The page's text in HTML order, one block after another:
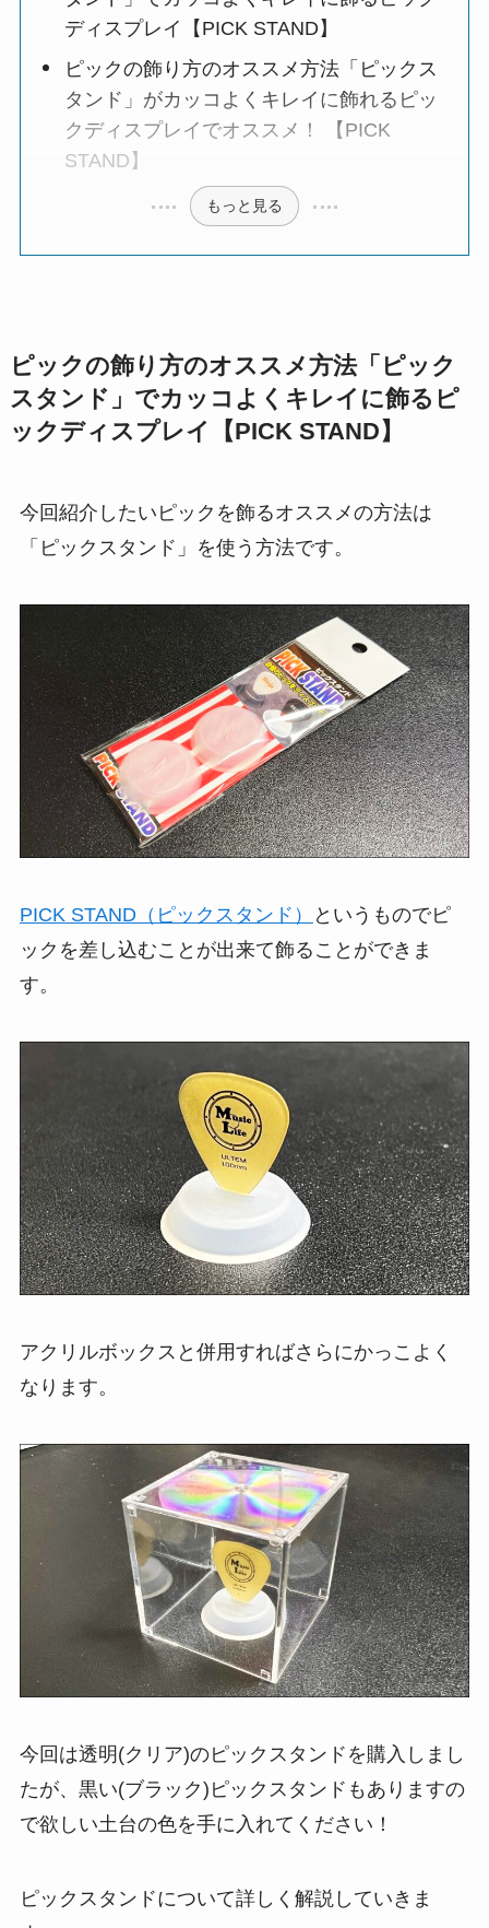
ディスプレイ【PICK STAND】
ピックの飾り方のオススメ方法「ピックス
タンド」がカッコよくキレイに飾れるピッ
クディスプレイでオススメ！ 【PICK
STAND】
もっと見る
ピックの飾り方のオススメ方法「ピック
スタンド」でカッコよくキレイに飾るピ
ックディスプレイ【PICK STAND】
今回紹介したいピックを飾るオススメの方法は
「ピックスタンド」を使う方法です。
PICK STAND（ピックスタンド）
というものでピ
ックを差し込むことが出来て飾ることができま
す。
アクリルボックスと併用すればさらにかっこよく
なります。
今回は透明(クリア)のピックスタンドを購入しまし
たが、黒い(ブラック)ピックスタンドもありますの
で欲しい土台の色を手に入れてください！
ピックスタンドについて詳しく解説していきま